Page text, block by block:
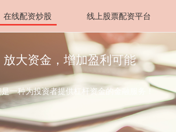
在线配资炒股 线上股票配资平台
放大资金，增加盈利可能
一种为投资者提供杠杆资金的金融服务！